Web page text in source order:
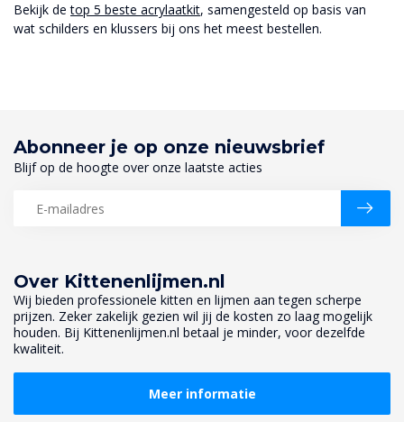
Bekijk detop 5 beste acrylaatkit, samengesteld op basis van
wat schilders en klussers bij ons het meest bestellen.
Over Kittenenlijmen.nl
Wij bieden professionele kitten en lijmen aan tegen scherpe
prijzen. Zeker zakelijk gezien wil jij de kosten zo laag mogelijk
houden. Bij Kittenenlijmen.nl betaal je minder, voor dezelfde
kwaliteit.
Meer informatie
Abonneer je op onze nieuwsbrief
Blijf op de hoogte over onze laatste acties